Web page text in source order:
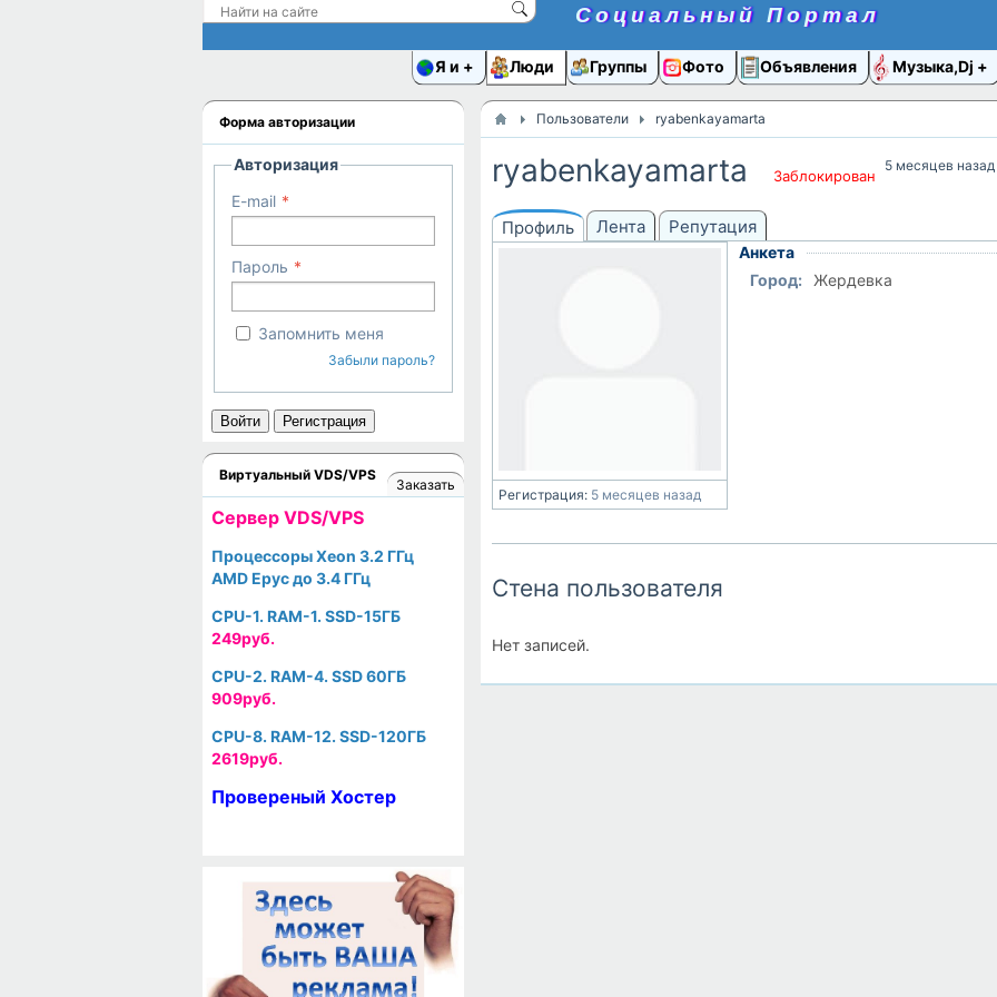
Социальный Портал
Я и Люди Группы Фото Объявления Музыка,Dj
Пользователи ryabenkayamarta
ryabenkayamarta Заблокирован
5 месяцев назад
Профиль Лента Репутация
Регистрация: 5 месяцев назад
Анкета
Город:
Жердевка
Стена пользователя
Нет записей.
Форма авторизации
Авторизация
E-mail
Пароль
Запомнить меня
Забыли пароль?
Войти Регистрация
Виртуальный VDS/VPS
Заказать
Cервер VDS/VPS
Процессоры Xeon 3.2 ГГц
AMD Epyc до 3.4 ГГц
CPU-1. RAM-1. SSD-15ГБ
249руб.
CPU-2. RAM-4. SSD 60ГБ
909руб.
CPU-8. RAM-12. SSD-120ГБ
2619руб.
Провереный Хостер